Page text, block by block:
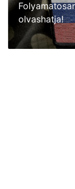
olvashatja!